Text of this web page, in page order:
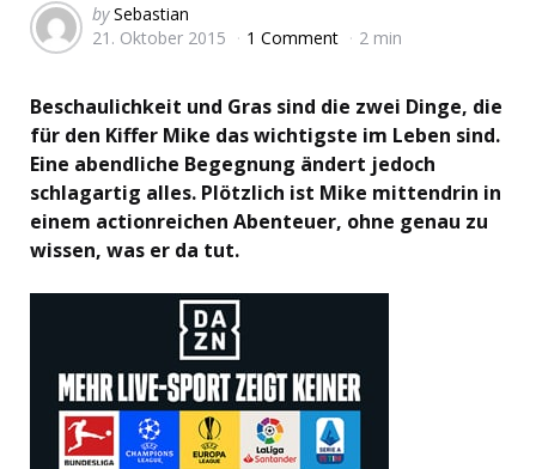
Posted
by
by Sebastian
21. Oktober 2015
1 Comment 2 min
Beschaulichkeit und Gras sind die zwei Dinge, die
für den Kiffer Mike das wichtigste im Leben sind.
Eine abendliche Begegnung ändert jedoch
schlagartig alles. Plötzlich ist Mike mittendrin in
einem actionreichen Abenteuer, ohne genau zu
wissen, was er da tut.